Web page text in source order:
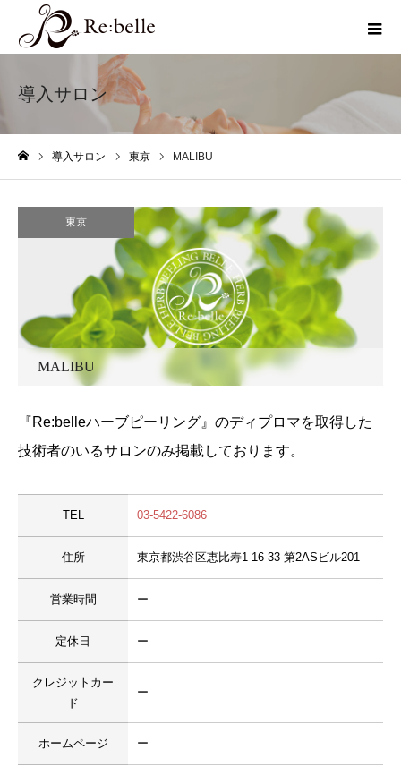
導入サロン
導入サロン 東京 MALIBU
東京
MALIBU
『Re:belleハーブピーリング』のディプロマを取得した
技術者のいるサロンのみ掲載しております。
TEL 03-5422-6086
住所 東京都渋谷区恵比寿1-16-33 第2ASビル201
営業時間 ー
定休日 ー
クレジットカー
ド
ー
ホームページ ー